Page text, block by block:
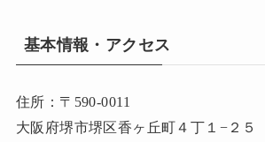
基本情報・アクセス
住所：〒590-0011
大阪府堺市堺区香ヶ丘町４丁１−２５